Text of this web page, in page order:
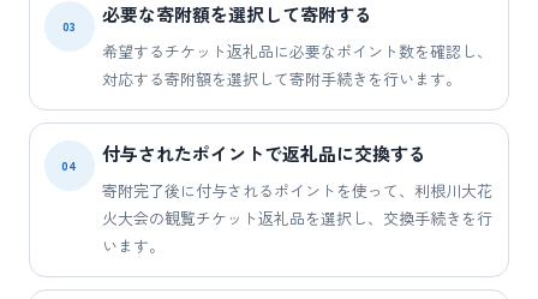
03 必要な寄附額を選択して寄附する
希望するチケット返礼品に必要なポイント数を確認し、
対応する寄附額を選択して寄附手続きを行います。
04 付与されたポイントで返礼品に交換する
寄附完了後に付与されるポイントを使って、利根川大花
火大会の観覧チケット返礼品を選択し、交換手続きを行
います。